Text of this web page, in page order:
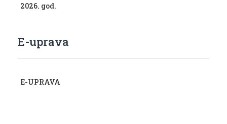
2026. god.
E-uprava
E-UPRAVA